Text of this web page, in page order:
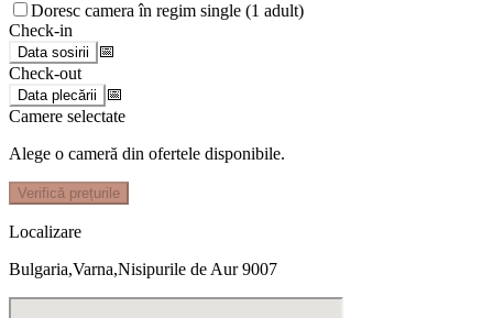
Doresc camera în regim single (1 adult)
Check-in
Data sosirii
📅
Check-out
Data plecării
📅
Camere selectate
Alege o cameră din ofertele disponibile.
Verifică prețurile
Localizare
Bulgaria,Varna,Nisipurile de Aur 9007